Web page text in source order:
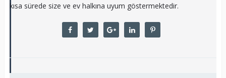
kısa sürede size ve ev halkına uyum göstermektedir.